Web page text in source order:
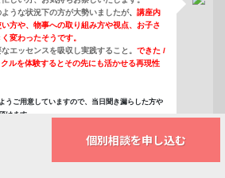
個別相談を申し込む
うな状況下の方が大勢いましたが、 講座内
方や、物事への取り組み方や視点、お子さ
変わったそうです。
エッセンスを吸収し実践すること。 できた /
ルを体験するとその先にも活かせる再現性
うご用意していますので、当日聞き漏らした方や
けます。